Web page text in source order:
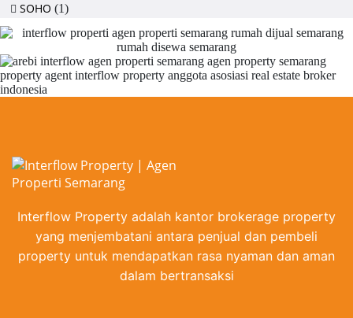
SOHO (1)
Interflow Property adalah kantor brokerage property
yang menjembatani antara penjual dan pembeli
property untuk mendapatkan rasa nyaman dan aman
dalam bertransaksi